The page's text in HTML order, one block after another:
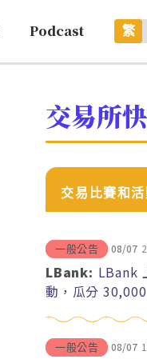
Podcast 繁
交易所
交易比賽和活
一般公告 08/07
LBank: LBank
動，瓜分
一般公告 08/07